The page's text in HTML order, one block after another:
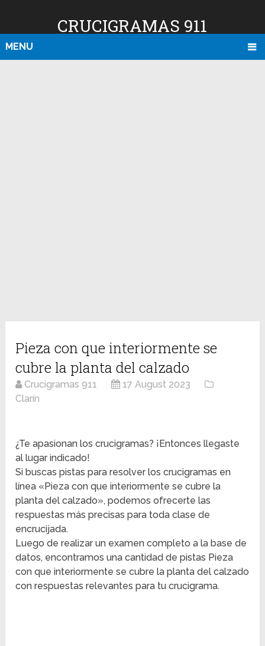
CRUCIGRAMAS 911
MENU
Pieza con que interiormente se
cubre la planta del calzado
Crucigramas 911
17 August 2023
Clarín
¿Te apasionan los crucigramas? ¡Entonces llegaste
al lugar indicado!
Si buscas pistas para resolver los crucigramas en
línea «Pieza con que interiormente se cubre la
planta del calzado», podemos ofrecerte las
respuestas más precisas para toda clase de
encrucijada.
Luego de realizar un examen completo a la base de
datos, encontramos una cantidad de pistas Pieza
con que interiormente se cubre la planta del calzado
con respuestas relevantes para tu crucigrama.